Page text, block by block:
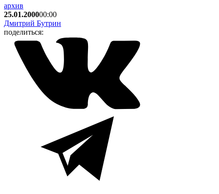
архив
25.01.200000:00
Дмитрий Бутрин
поделиться: